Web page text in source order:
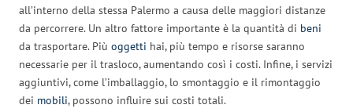
all’interno della stessa Palermo a causa delle maggiori distanze
da percorrere. Un altro fattore importante è la quantità di beni
da trasportare. Più oggetti hai, più tempo e risorse saranno
necessarie per il trasloco, aumentando così i costi. Infine, i servizi
aggiuntivi, come l’imballaggio, lo smontaggio e il rimontaggio
dei mobili, possono influire sui costi totali.